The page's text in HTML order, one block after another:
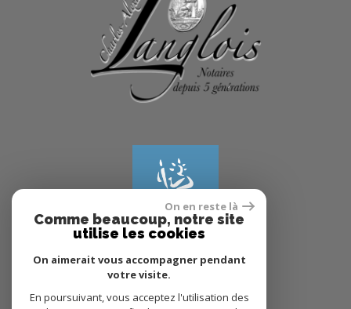
© 2022
Tous droits réservés
On en reste là
Comme beaucoup, notre site
utilise les cookies
On aimerait vous accompagner pendant
votre visite.
En poursuivant, vous acceptez l'utilisation des